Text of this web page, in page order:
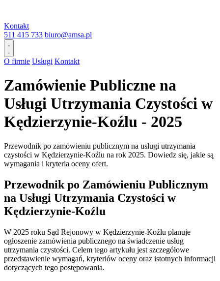
Kontakt
511 415 733 biuro@amsa.pl
O firmie Usługi Kontakt
Zamówienie Publiczne na
Usługi Utrzymania Czystości w
Kędzierzynie-Koźlu - 2025
Przewodnik po zamówieniu publicznym na usługi utrzymania
czystości w Kędzierzynie-Koźlu na rok 2025. Dowiedz się, jakie są
wymagania i kryteria oceny ofert.
Przewodnik po Zamówieniu Publicznym
na Usługi Utrzymania Czystości w
Kędzierzynie-Koźlu
W 2025 roku Sąd Rejonowy w Kędzierzynie-Koźlu planuje
ogłoszenie zamówienia publicznego na świadczenie usług
utrzymania czystości. Celem tego artykułu jest szczegółowe
przedstawienie wymagań, kryteriów oceny oraz istotnych informacji
dotyczących tego postępowania.